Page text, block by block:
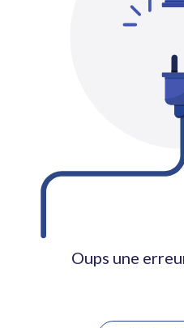
Oups une